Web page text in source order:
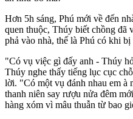
Hơn 5h sáng, Phú mới về đến
quen thuộc, Thúy biết chồng đã
phả vào nhà, thế là Phú có khi
"Có vụ việc gì đấy anh - Thúy
Thúy nghe thấy tiếng lục cục
lời. "Có một vụ đánh nhau em
thanh niên say rượu nửa đêm
hàng xóm vì mâu thuẫn từ bao